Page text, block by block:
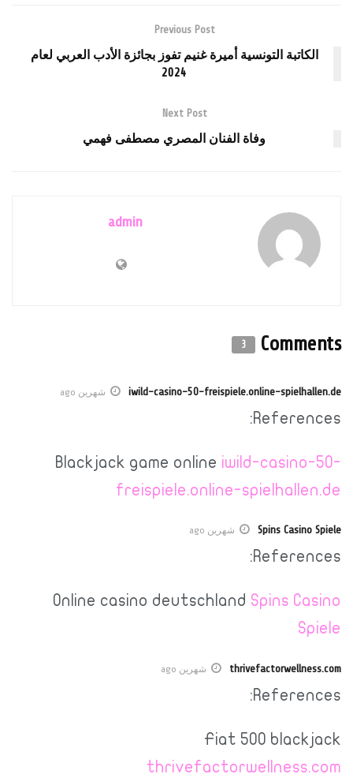
Previous Post
الكاتبة التونسية أميرة غنيم تفوز بجائزة الأدب العربي لعام
2024
Next Post
وفاة الفنان المصري مصطفى فهمي
admin
Comments
3
iwild-casino-50-freispiele.online-spielhallen.de شهرين ago
References:
Blackjack game online iwild-casino-50-
freispiele.online-spielhallen.de
Spins Casino Spiele شهرين ago
References:
Online casino deutschland Spins Casino
Spiele
thrivefactorwellness.com شهرين ago
References:
Fiat 500 blackjack
thrivefactorwellness.com